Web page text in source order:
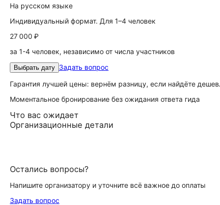
На русском языке
Индивидуальный формат. Для 1–4 человек
27 000 ₽
за 1-4 человек, независимо от числа участников
Выбрать дату Задать вопрос
Гарантия лучшей цены: вернём разницу, если найдёте
Моментальное бронирование без ожидания ответа гида
Что вас ожидает
Организационные детали
Остались вопросы?
Напишите организатору и уточните всё важное до оплаты
Задать вопрос